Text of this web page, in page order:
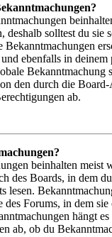
deshalb solltest du sie
Bekanntmachungen
ebenfalls in deinem
Bekanntmachung
den durch die
ab.
beinhalten meist
des Boards, in dem
lesen.
des Forums, in dem
hängt
ab, ob du